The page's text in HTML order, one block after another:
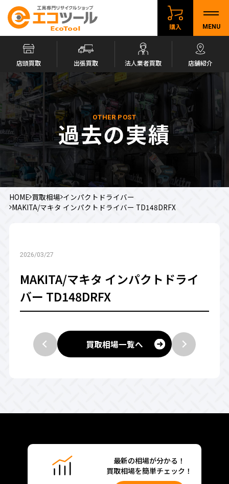
購入 MENU
店頭買取 出張買取 法人業者買取 店舗紹介
OTHER POST
過去の実績
HOME 買取相場 インパクトドライバー
MAKITA/マキタ インパクトドライバー TD148DRFX
2026/03/27
MAKITA/マキタ インパクトドライ
バー TD148DRFX
買取相場一覧へ
最新の相場が分かる！
買取相場を簡単チェック！